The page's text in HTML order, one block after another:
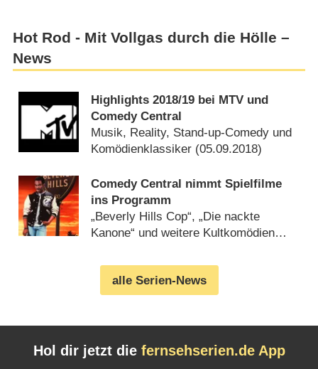
Hot Rod - Mit Vollgas durch die Hölle –
News
Highlights 2018/​19 bei MTV und
Comedy Central
Musik, Reality, Stand-up-Comedy und
Komödienklassiker (05.09.2018)
Comedy Central nimmt Spielfilme
ins Programm
„Beverly Hills Cop“, „Die nackte
Kanone“ und weitere Kultkomödien
alle Serien-News
Hol dir jetzt die fernsehserien.de App